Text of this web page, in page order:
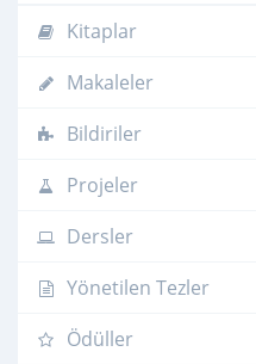
Kitaplar
Makaleler
Bildiriler
Projeler
Dersler
Yönetilen Tezler
Ödüller